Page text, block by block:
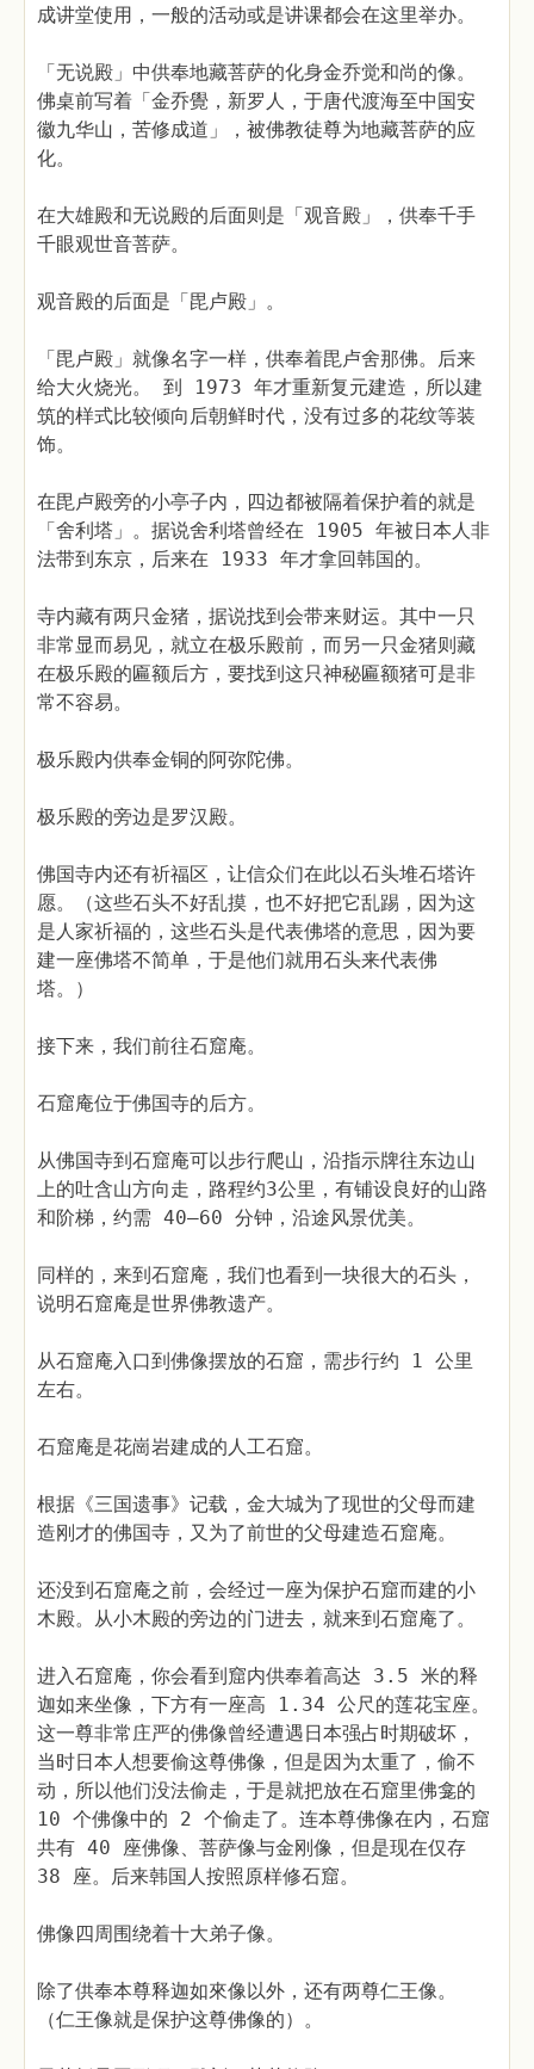
成讲堂使用，一般的活动或是讲课都会在这里举办。
「无说殿」中供奉地藏菩萨的化身金乔觉和尚的像。
佛桌前写着「金乔覺，新罗人，于唐代渡海至中国安
徽九华山，苦修成道」，被佛教徒尊为地藏菩萨的应
化。
在大雄殿和无说殿的后面则是「观音殿」，供奉千手
千眼观世音菩萨。
观音殿的后面是「毘卢殿」。
「毘卢殿」就像名字一样，供奉着毘卢舍那佛。后来
给大火烧光。 到 1973 年才重新复元建造，所以建
筑的样式比较倾向后朝鲜时代，没有过多的花纹等装
饰。
在毘卢殿旁的小亭子内，四边都被隔着保护着的就是
「舍利塔」。据说舍利塔曾经在 1905 年被日本人非
法带到东京，后来在 1933 年才拿回韩国的。
寺内藏有两只金猪，据说找到会带来财运。其中一只
非常显而易见，就立在极乐殿前，而另一只金猪则藏
在极乐殿的匾额后方，要找到这只神秘匾额猪可是非
常不容易。
极乐殿内供奉金铜的阿弥陀佛。
极乐殿的旁边是罗汉殿。
佛国寺内还有祈福区，让信众们在此以石头堆石塔许
愿。（这些石头不好乱摸，也不好把它乱踢，因为这
是人家祈福的，这些石头是代表佛塔的意思，因为要
建一座佛塔不简单，于是他们就用石头来代表佛
塔。）
接下来，我们前往石窟庵。
石窟庵位于佛国寺的后方。
从佛国寺到石窟庵可以步行爬山，沿指示牌往东边山
上的吐含山方向走，路程约3公里，有铺设良好的山路
和阶梯，约需 40—60 分钟，沿途风景优美。
同样的，来到石窟庵，我们也看到一块很大的石头，
说明石窟庵是世界佛教遗产。
从石窟庵入口到佛像摆放的石窟，需步行约 1 公里
左右。
石窟庵是花崗岩建成的人工石窟。
根据《三国遗事》记载，金大城为了现世的父母而建
造刚才的佛国寺，又为了前世的父母建造石窟庵。
还没到石窟庵之前，会经过一座为保护石窟而建的小
木殿。从小木殿的旁边的门进去，就来到石窟庵了。
进入石窟庵，你会看到窟内供奉着高达 3.5 米的释
迦如来坐像，下方有一座高 1.34 公尺的莲花宝座。
这一尊非常庄严的佛像曾经遭遇日本强占时期破坏，
当时日本人想要偷这尊佛像，但是因为太重了，偷不
动，所以他们没法偷走，于是就把放在石窟里佛龛的
10 个佛像中的 2 个偷走了。连本尊佛像在内，石窟
共有 40 座佛像、菩萨像与金刚像，但是现在仅存
38 座。后来韩国人按照原样修石窟。
佛像四周围绕着十大弟子像。
除了供奉本尊释迦如來像以外，还有两尊仁王像。
（仁王像就是保护这尊佛像的）。